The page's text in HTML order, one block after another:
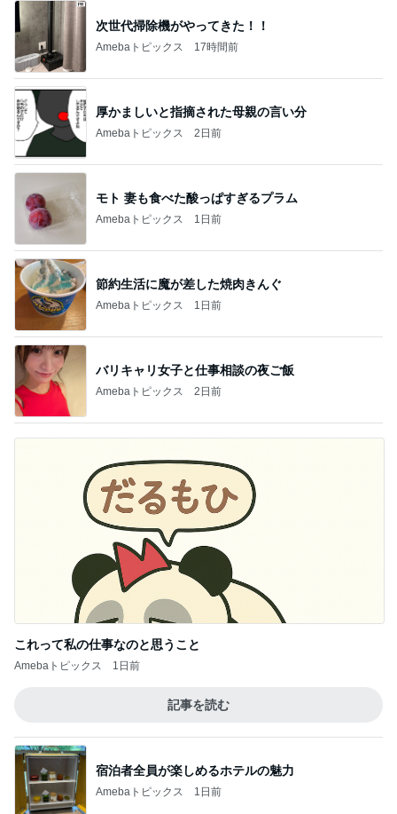
次世代掃除機がやってきた！！
Amebaトピックス 17時間前
厚かましいと指摘された母親の言い分
Amebaトピックス 2日前
モト 妻も食べた酸っぱすぎるプラム
Amebaトピックス 1日前
節約生活に魔が差した焼肉きんぐ
Amebaトピックス 1日前
バリキャリ女子と仕事相談の夜ご飯
Amebaトピックス 2日前
これって私の仕事なのと思うこと
Amebaトピックス 1日前
記事を読む
宿泊者全員が楽しめるホテルの魅力
Amebaトピックス 1日前